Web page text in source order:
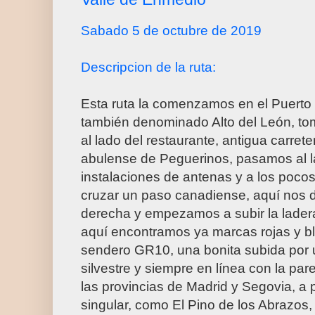
Sabado 5 de octubre de 2019
Descripcion de la ruta:
Esta ruta la comenzamos en el
también denominado Alto del León,
al lado del restaurante, antigua
abulense de Peguerinos, pasamos al
instalaciones de antenas y a los
cruzar un paso canadiense, aquí nos
derecha y empezamos a subir la
aquí encontramos ya marcas rojas y
sendero GR10, una bonita subida por
silvestre y siempre en línea con la
las provincias de Madrid y Segovia, a
singular, como El Pino de los